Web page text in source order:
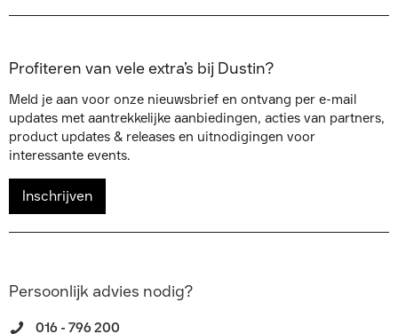
Profiteren van vele extra’s bij Dustin?
Meld je aan voor onze nieuwsbrief en ontvang per e-mail
updates met aantrekkelijke aanbiedingen, acties van partners,
product updates & releases en uitnodigingen voor
interessante events.
Inschrijven
Persoonlijk advies nodig?
016 - 796 200